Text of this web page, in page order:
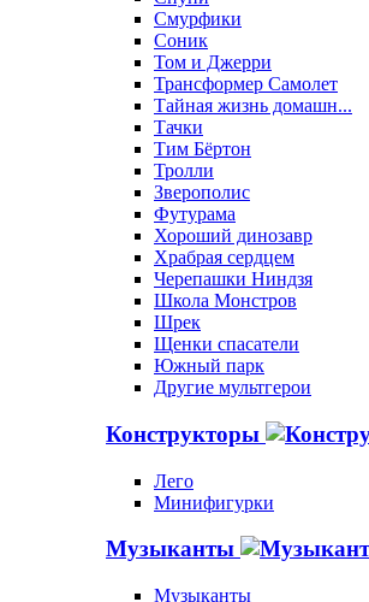
Смурфики
Соник
Том и Джерри
Трансформер Самолет
Тайная жизнь домашн...
Тачки
Тим Бёртон
Тролли
Зверополис
Футурама
Хороший динозавр
Храбрая сердцем
Черепашки Ниндзя
Школа Монстров
Шрек
Щенки спасатели
Южный парк
Другие мультгерои
Конструкторы
Лего
Минифигурки
Музыканты
Музыканты